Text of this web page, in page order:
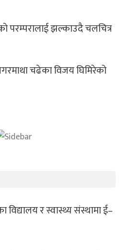
परम्परालाई झल्काउदै चलचित्र
चढेका विजय घिमिरेको
विद्यालय र स्वास्थ्य संस्थामा ई–